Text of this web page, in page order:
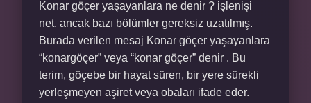
Konar göçer yaşayanlara ne denir ? işlenişi
net, ancak bazı bölümler gereksiz uzatılmış.
Burada verilen mesaj Konar göçer yaşayanlara
“konargöçer” veya “konar göçer” denir . Bu
terim, göçebe bir hayat süren, bir yere sürekli
yerleşmeyen aşiret veya obaları ifade eder.